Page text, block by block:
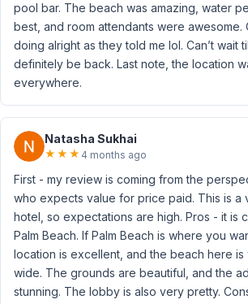
pool bar. The beach was amazing, water
best, and room attendants were awesome.
doing alright as they told me lol. Can’t wait
definitely be back. Last note, the location
everywhere.
Natasha Sukhai
★ ★ ★ 4 months ago
First - my review is coming from the
who expects value for price paid. This is a
hotel, so expectations are high. Pros - it is
Palm Beach. If Palm Beach is where you
location is excellent, and the beach here is
wide. The grounds are beautiful, and the
stunning. The lobby is also very pretty.